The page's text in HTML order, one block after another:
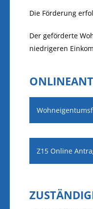
Die Förderung
Der geförderte
niedrigeren
Z15 Online